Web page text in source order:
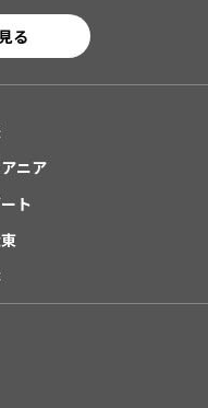
る
ニア
ト